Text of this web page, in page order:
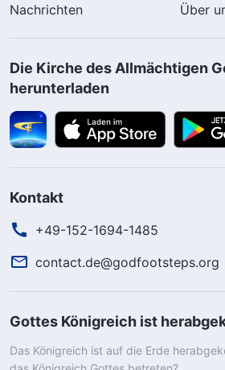
Nachrichten
Über
Die Kirche des Allmächtigen
herunterladen
Kontakt
+49-152-1694-1485
contact.de@godfootsteps.org
Gottes Königreich ist
Das Königreich ist auf die Erde